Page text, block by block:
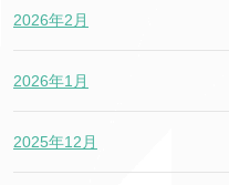
2026年2月
2026年1月
2025年12月